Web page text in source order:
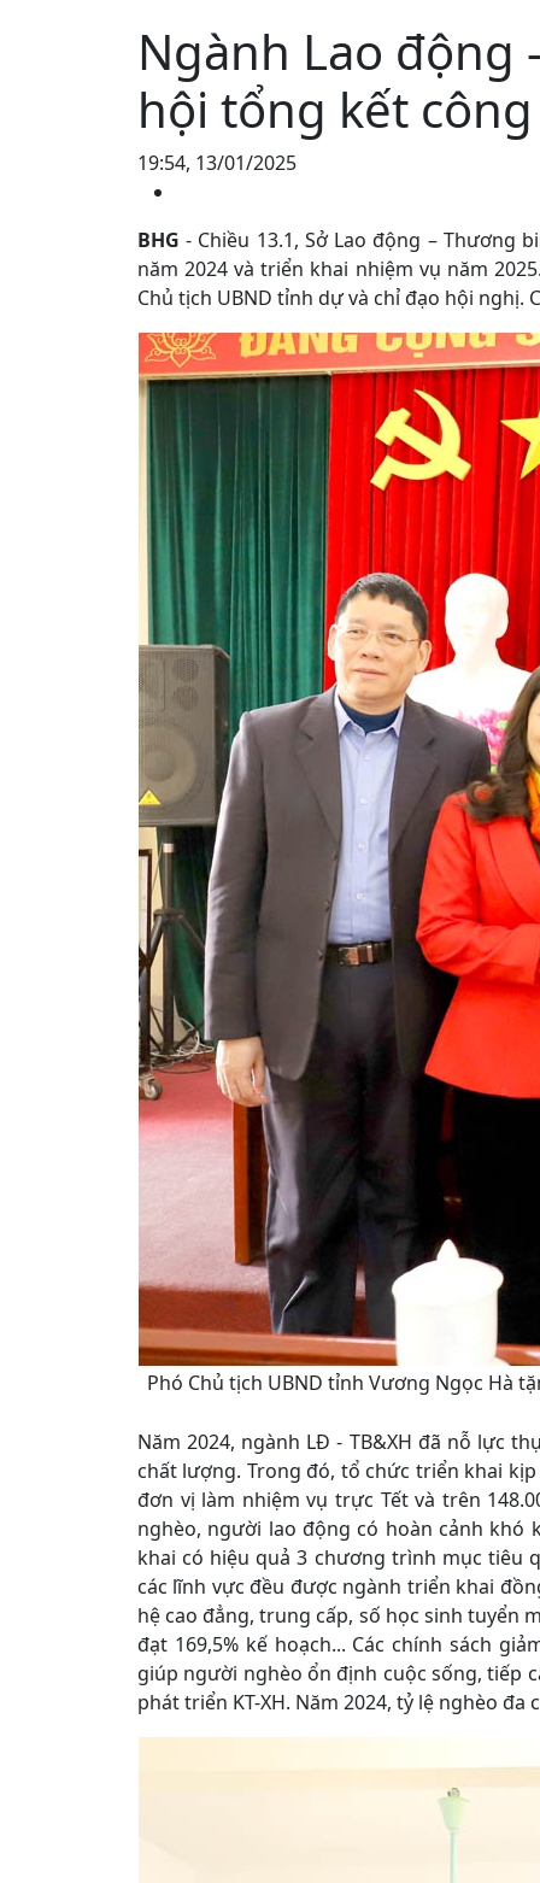
Ngành Lao động
hội tổng kết
19:54, 13/01/2025
BHG - Chiều 13.1, Sở Lao động – Thương
năm 2024 và triển khai nhiệm vụ năm
Chủ tịch UBND tỉnh dự và chỉ đạo hội nghị.
Phó Chủ tịch UBND tỉnh Vương Ngọc Hà
Năm 2024, ngành LĐ - TB&XH đã nỗ lực
chất lượng. Trong đó, tổ chức triển khai
đơn vị làm nhiệm vụ trực Tết và trên
nghèo, người lao động có hoàn cảnh
khai có hiệu quả 3 chương trình mục tiêu
các lĩnh vực đều được ngành triển khai
hệ cao đẳng, trung cấp, số học sinh tuyển
đạt 169,5% kế hoạch... Các chính sách
giúp người nghèo ổn định cuộc sống, tiếp
phát triển KT-XH. Năm 2024, tỷ lệ nghèo đa